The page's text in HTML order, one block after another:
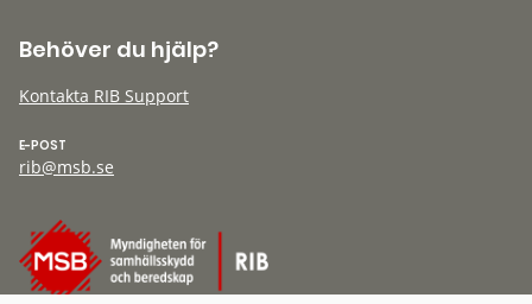
Behöver du hjälp?
Kontakta RIB Support
E-POST
rib@msb.se